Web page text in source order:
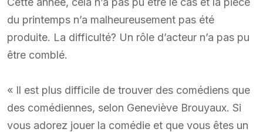
du printemps n’a malheureusement pas été
produite. La difficulté? Un rôle d’acteur n’a pas pu
être comblé.
« Il est plus difficile de trouver des comédiens que
des comédiennes, selon Geneviève Brouyaux. Si
vous adorez jouer la comédie et que vous êtes un